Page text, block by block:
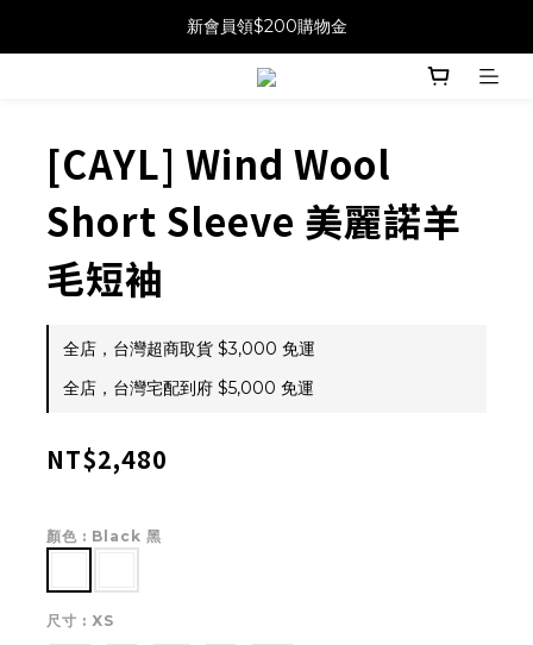
新會員領$200購物金
[CAYL] Wind Wool
Short Sleeve 美麗諾羊
毛短袖
全店，台灣超商取貨 $3,000 免運
全店，台灣宅配到府 $5,000 免運
NT$2,480
顏色 : Black 黑
尺寸 : XS